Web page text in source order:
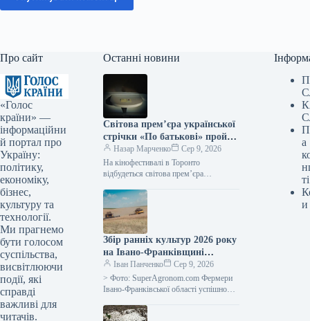
Про сайт
«Голос
країни» —
інформаційни
й портал про
Україну:
політику,
економіку,
бізнес,
культуру та
технології.
Ми прагнемо
бути голосом
суспільства,
висвітлюючи
події, які
справді
важливі для
читачів.
Останні новини
Світова прем’єра української
стрічки «По батькові» пройде
на кінофестивалі в Торонто.
Назар Марченко
Сер 9, 2026
На кінофестивалі в Торонто
відбудеться світова прем’єра
09.08.2026 09:28 Укрінформ На 51-му
міжнародному кінофестивалі у
Торонто…
Збір ранніх культур 2026 року
на Івано-Франківщині
закінчено, середня
врожайність зернових – 5,64
тонни з гектара, повідомляє
Іван Панченко
Сер 9, 2026
> Фото: SuperAgronom.com Фермери
Івано-Франківської області успішно
зернобобових культур. Згідно з
а
ті
и